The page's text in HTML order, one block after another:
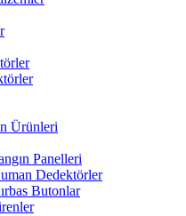
Ürünleri
Panelleri
Dedektörler
Butonlar